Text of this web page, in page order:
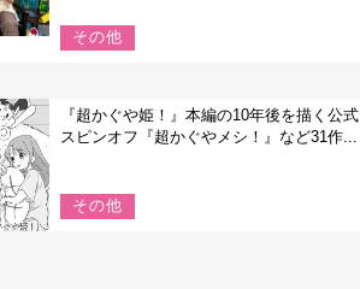
その他
『超かぐや姫！』本編の10年後を描く公式
スピンオフ『超かぐやメシ！』など31作...
その他